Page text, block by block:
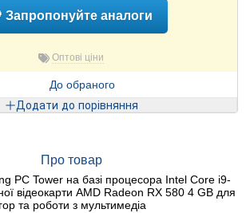
Запропонуйте аналоги
Оптові ціни
До обраного
Додати до порівняння
Про товар
PC Tower на базі процесора Intel Core i9-
відеокарти AMD Radeon RX 580 4 GB для
та роботи з мультимедіа